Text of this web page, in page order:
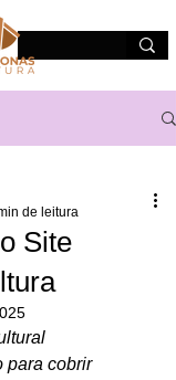
Site
de leitura
para cobrir